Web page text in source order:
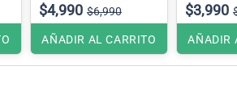
$4,990 $6,990
AÑADIR AL CARRITO
$3,990
AÑADIR